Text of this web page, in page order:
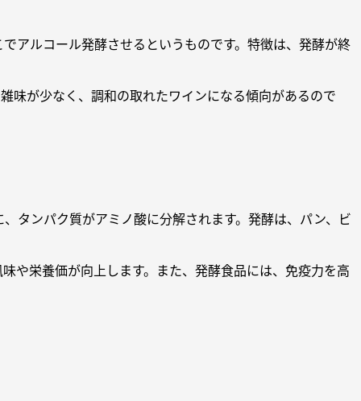
アルコール発酵させるというものです。特徴は、発酵が終
味が少なく、調和の取れたワインになる傾向があるので
タンパク質がアミノ酸に分解されます。発酵は、パン、ビ
や栄養価が向上します。また、発酵食品には、免疫力を高